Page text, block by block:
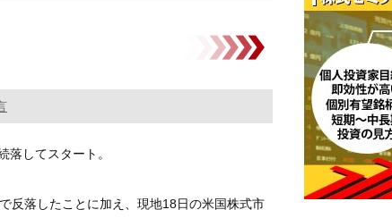
落してスタート。
反落したことに加え、現地18日の米国株式市